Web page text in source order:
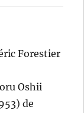
Forestier
Oshii
de